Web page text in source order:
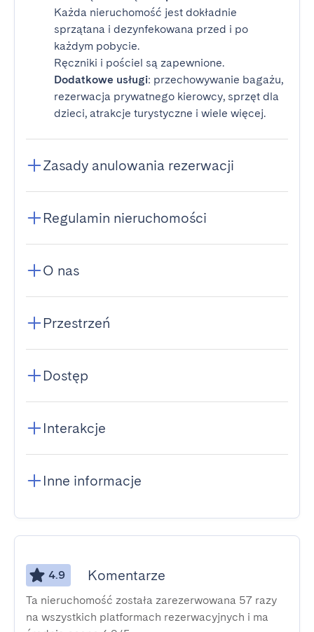
Każda nieruchomość jest dokładnie
sprzątana i dezynfekowana przed i po
każdym pobycie.
Ręczniki i pościel są zapewnione.
Dodatkowe usługi: przechowywanie bagażu,
rezerwacja prywatnego kierowcy, sprzęt dla
dzieci, atrakcje turystyczne i wiele więcej.
Zasady anulowania rezerwacji
Regulamin nieruchomości
O nas
Przestrzeń
Dostęp
Interakcje
Inne informacje
4.9 Komentarze
Ta nieruchomość została zarezerwowana 57 razy
na wszystkich platformach rezerwacyjnych i ma